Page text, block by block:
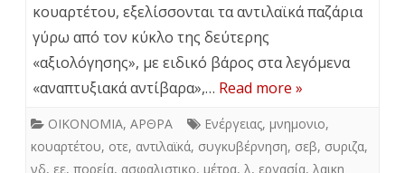
κουαρτέτου, εξελίσσονται τα αντιλαϊκά παζάρια
γύρω από τον κύκλο της δεύτερης
«αξιολόγησης», με ειδικό βάρος στα λεγόμενα
«αναπτυξιακά αντίβαρα»,… Read more »
ΟΙΚΟΝΟΜΙΑ, ΑΡΘΡΑ Ενέργειας, μνημονιο,
κουαρτέτου, οτε, αντιλαϊκά, συγκυβέρνηση, σεβ, συριζα,
νδ, εε, πορεία, ασφαλιστικο, μέτρα, λ, εργασία, λαικη